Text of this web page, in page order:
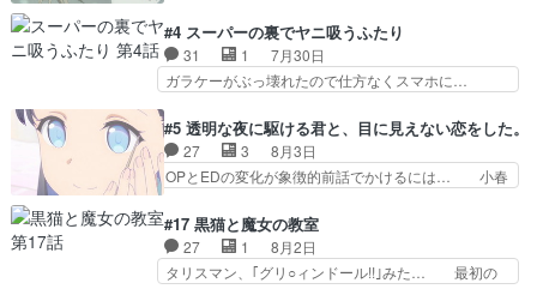
めに東京へ!/でも観光よ… 旅の支度全部やってく
れる先輩、なんだかん… 第５話をｄアニメストア
で視聴しました。視…
を人間に戻して欲しいでも自分達が代わ… ご視聴
ありがとうございました見るたびに切… 誰かと思
ったらちゅー先輩か。しれっと相方… 第５話感
想：コ□した相手にも家族や…､戦… つらい回
ナとミミも可愛かった2人の関係… 確かに相手に
も家族や大切な人はいるけど、… 白シャツが作業
着みたいなもんなんですかね…
#4 スーパーの裏でヤニ吸うふたり
31 1
7月30日
ガラケーがぶっ壊れたので仕方なくスマホに…
はり出オチ感が否めず、エピソードの打率… 田山
さんが佐々木さんに沼っていく…こんな… 佐々木
さん、腕フェチなんですね笑最近まじ… 佐々木が
ガラケーからスマホに変えるって、… もうドラマ
ゃわない？佐々木さんの優しさ… 先行で見た時よ
り2人のやり取りに癒しを感… ABEMA版の7〜8
話佐々木が実年齢以上…
#5 透明な夜に駆ける君と、目に見えない恋をした。
27 3
8月3日
OPとEDの変化が象徴的前話でかけるには… 小春
か、こんな風に見えてるのかぁ。かける… 完全な
両片思いになりましたねぇ…OPとE… 余計な物
は描かず白く靄がかった小春ちゃん… 光も感じな
い完全な盲目なんやね…おめかし… 母役に能登さ
#17 黒猫と魔女の教室
27 1
8月2日
タリスマン、｢グリ○ィンドール!!｣みた… 最初の